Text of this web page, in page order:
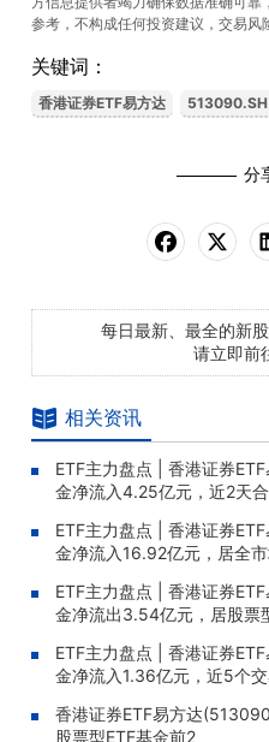
参考，不构成任何投资建议，交易风
关键词：
香港证券ETF易方达 513090.SH
分
每日最新、最全的新
请立即前
相关资讯
ETF主力盘点 | 香港证券
金净流入4.25亿元，近2天
ETF主力盘点 | 香港证券
金净流入16.92亿元，居全
ETF主力盘点 | 香港证券
金净流出3.54亿元，居股票
ETF主力盘点 | 香港证券
金净流入1.36亿元，近5个
香港证券ETF易方达
股票型ETF基金前2